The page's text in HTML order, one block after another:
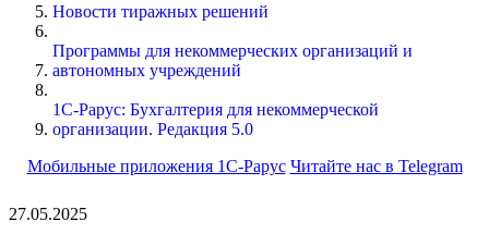
Новости тиражных решений
Программы для некоммерческих организаций и
автономных учреждений
1С-Рарус: Бухгалтерия для некоммерческой
организации. Редакция 5.0
Мобильные приложения 1С-Рарус Читайте нас в Telegram
27.05.2025